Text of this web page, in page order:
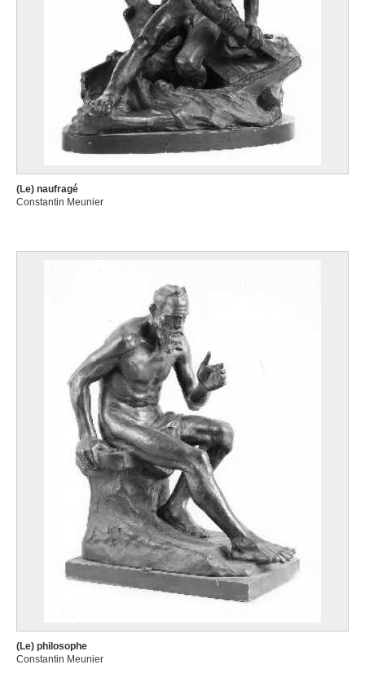
(Le) naufragé
Constantin Meunier
(Le) philosophe
Constantin Meunier